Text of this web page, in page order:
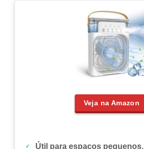
Veja na Amazon
Útil para espaços pequenos.